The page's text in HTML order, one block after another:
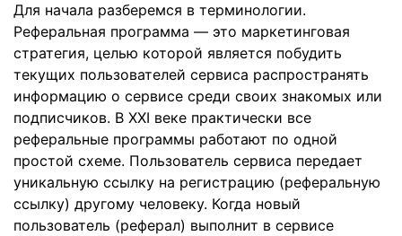
Для начала разберемся в терминологии.
Реферальная программа — это маркетинговая
стратегия, целью которой является побудить
текущих пользователей сервиса распространять
информацию о сервисе среди своих знакомых или
подписчиков. В XXI веке практически все
реферальные программы работают по одной
простой схеме. Пользователь сервиса передает
уникальную ссылку на регистрацию (реферальную
ссылку) другому человеку. Когда новый
пользователь (реферал) выполнит в сервисе